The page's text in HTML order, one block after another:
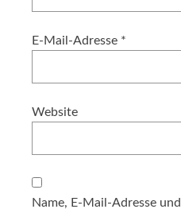
E-Mail-Adresse *
Website
Name, E-Mail-Adresse